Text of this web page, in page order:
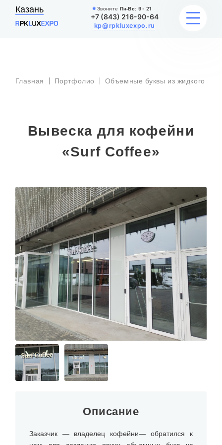
Казань Звоните Пн-Вс: 9 - 21
+7 (843) 216-90-64
kp@rpkluxexpo.ru
УСЛУГИ
АКЦИИ
Главная Портфолио Объемные буквы из жидкого
Вывеска для кофейни
«Surf Coffee»
Описание
Заказчик — владелец кофейни— обратился к